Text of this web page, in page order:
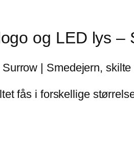
og LED lys –
| Smedejern, skilte
fås i forskellige